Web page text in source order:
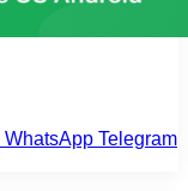
WhatsApp Telegram